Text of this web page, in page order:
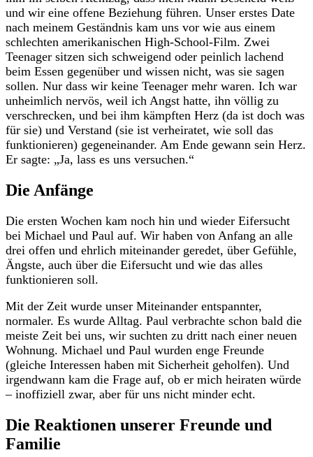
und wir eine offene Beziehung führen. Unser erstes Date
nach meinem Geständnis kam uns vor wie aus einem
schlechten amerikanischen High-School-Film. Zwei
Teenager sitzen sich schweigend oder peinlich lachend
beim Essen gegenüber und wissen nicht, was sie sagen
sollen. Nur dass wir keine Teenager mehr waren. Ich war
unheimlich nervös, weil ich Angst hatte, ihn völlig zu
verschrecken, und bei ihm kämpften Herz (da ist doch was
für sie) und Verstand (sie ist verheiratet, wie soll das
funktionieren) gegeneinander. Am Ende gewann sein Herz.
Er sagte: „Ja, lass es uns versuchen.“
Die Anfänge
Die ersten Wochen kam noch hin und wieder Eifersucht
bei Michael und Paul auf. Wir haben von Anfang an alle
drei offen und ehrlich miteinander geredet, über Gefühle,
Ängste, auch über die Eifersucht und wie das alles
funktionieren soll.
Mit der Zeit wurde unser Miteinander entspannter,
normaler. Es wurde Alltag. Paul verbrachte schon bald die
meiste Zeit bei uns, wir suchten zu dritt nach einer neuen
Wohnung. Michael und Paul wurden enge Freunde
(gleiche Interessen haben mit Sicherheit geholfen). Und
irgendwann kam die Frage auf, ob er mich heiraten würde
– inoffiziell zwar, aber für uns nicht minder echt.
Die Reaktionen unserer Freunde und
Familie